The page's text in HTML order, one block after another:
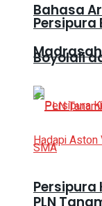
Persipura
Boyolali
Persipura
Bahasa
Madrasah
PLN